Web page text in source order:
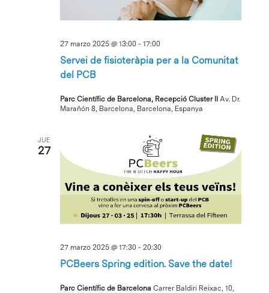
Servei de fisioteràpia per a la Comunitat
del PCB
27 marzo 2025 @ 13:00 -17:00
Parc Científic de Barcelona, Recepció Cluster IIAv. Dr.
Marañón 8, Barcelona, Barcelona, Espanya
JUE
27
PCBeers Spring edition. Save the date!
27 marzo 2025 @ 17:30 -20:30
Parc Científic de BarcelonaCarrer Baldiri Reixac, 10,